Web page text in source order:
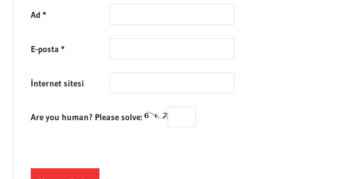
Ad *
E-posta *
İnternet sitesi
Are you human? Please solve: